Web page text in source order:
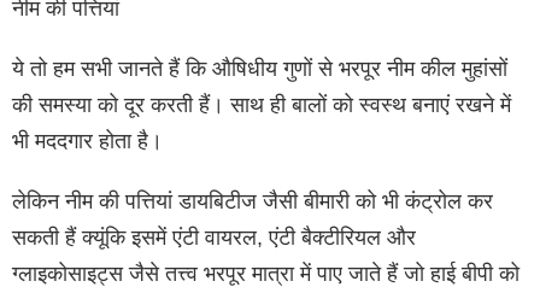
नीम की पत्तियां
ये तो हम सभी जानते हैं कि औषिधीय गुणों से भरपूर नीम कील मुहांसों
की समस्या को दूर करती हैं। साथ ही बालों को स्वस्थ बनाएं रखने में
भी मददगार होता है।
लेकिन नीम की पत्तियां डायबिटीज जैसी बीमारी को भी कंट्रोल कर
सकती हैं क्यूंकि इसमें एंटी वायरल, एंटी बैक्टीरियल और
ग्लाइकोसाइट्स जैसे तत्त्व भरपूर मात्रा में पाए जाते हैं जो हाई बीपी को